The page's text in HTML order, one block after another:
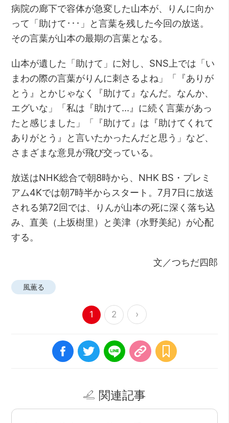
病院の廊下で容体が急変した山本が、りんに向か
って「助けて･･･」と言葉を残した今回の放送。
その言葉が山本の最期の言葉となる。
山本が遺した「助けて」に対し、SNS上では「い
まわの際の言葉がりんに刺さるよね」「『ありが
とう』とかじゃなく『助けて』なんだ。なんか、
エグいな」「私は『助けて…』に続く言葉があっ
たと感じました」「『助けて』は『助けてくれて
ありがとう』と言いたかったんだと思う」など、
さまざまな意見が飛び交っている。
放送はNHK総合で朝8時から、NHK BS・プレミ
アム4Kでは朝7時半からスタート。7月7日に放送
される第72回では、りんが山本の死に深く落ち込
み、直美（上坂樹里）と美津（水野美紀）が心配
する。
文／つちだ四郎
風薫る
1 2 ›
関連記事